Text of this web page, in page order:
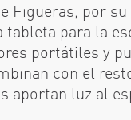
Figueras, por
tableta para la
portátiles y
con el
aportan luz al